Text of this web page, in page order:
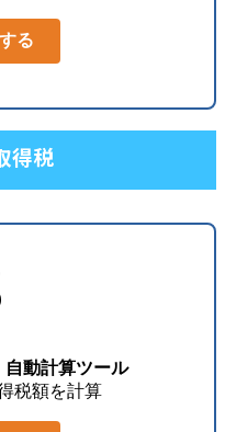
る
得税
動計算ツール
税額を計算